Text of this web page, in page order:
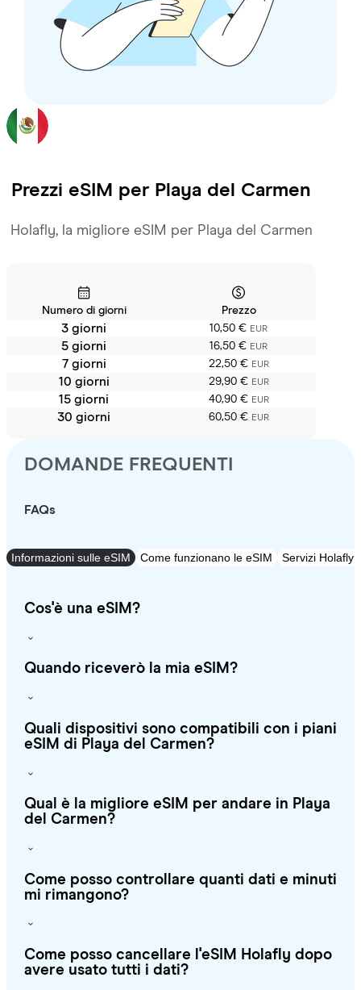
Prezzi eSIM per Playa del Carmen
Holafly, la migliore eSIM per Playa del Carmen
Numero di giorni Prezzo
3 giorni 10,50 € EUR
5 giorni 16,50 € EUR
7 giorni 22,50 € EUR
10 giorni 29,90 € EUR
15 giorni 40,90 € EUR
30 giorni 60,50 € EUR
DOMANDE FREQUENTI
FAQs
Informazioni sulle eSIM Come funzionano le eSIM Servizi Holafly
Cos'è una eSIM?
Quando riceverò la mia eSIM?
Quali dispositivi sono compatibili con i piani
eSIM di Playa del Carmen?
Qual è la migliore eSIM per andare in Playa
del Carmen?
Come posso controllare quanti dati e minuti
mi rimangono?
Come posso cancellare l'eSIM Holafly dopo
avere usato tutti i dati?